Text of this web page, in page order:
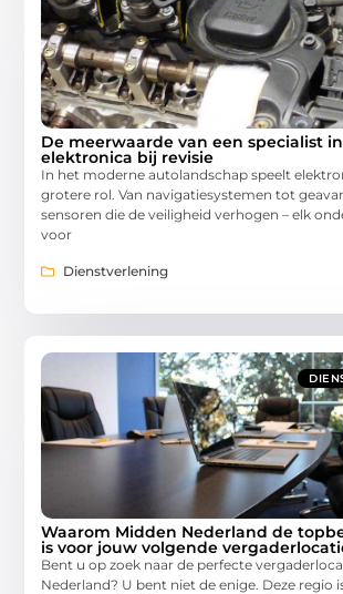
De meerwaarde van een specialist
elektronica bij revisie
In het moderne autolandschap speelt
grotere rol. Van navigatiesystemen tot
sensoren die de veiligheid verhogen – elk
voor
Dienstverlening
Waarom Midden Nederland de
is voor jouw volgende
Bent u op zoek naar de perfecte
Nederland? U bent niet de enige. Deze regio